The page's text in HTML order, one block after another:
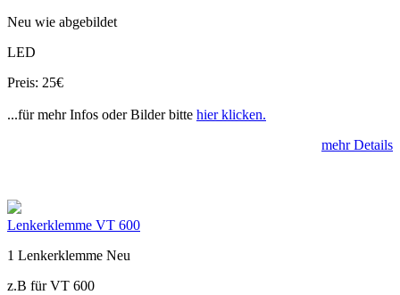
Neu wie abgebildet
LED
Preis: 25€
...für mehr Infos oder Bilder bitte hier klicken.
mehr Details
Lenkerklemme VT 600
1 Lenkerklemme Neu
z.B für VT 600